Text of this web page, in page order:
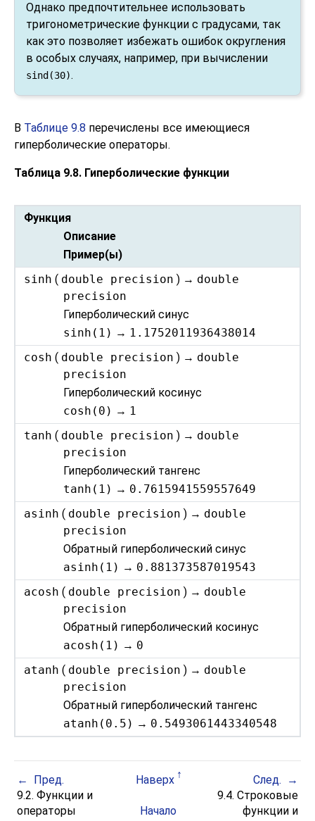
Однако предпочтительнее использовать
тригонометрические функции с градусами, так
как это позволяет избежать ошибок округления
в особых случаях, например, при вычислении
sind(30).
В Таблице 9.8 перечислены все имеющиеся
гиперболические операторы.
Таблица 9.8. Гиперболические функции
Функция
Описание
Пример(ы)
sinh ( double precision ) → double
precision
Гиперболический синус
sinh(1) → 1.1752011936438014
cosh ( double precision ) → double
precision
Гиперболический косинус
cosh(0) → 1
tanh ( double precision ) → double
precision
Гиперболический тангенс
tanh(1) → 0.7615941559557649
asinh ( double precision ) → double
precision
Обратный гиперболический синус
asinh(1) → 0.881373587019543
acosh ( double precision ) → double
precision
Обратный гиперболический косинус
acosh(1) → 0
atanh ( double precision ) → double
precision
Обратный гиперболический тангенс
atanh(0.5) → 0.5493061443340548
Пред. Наверх
След.
9.2. Функции и
операторы
Начало
9.4. Строковые
функции и